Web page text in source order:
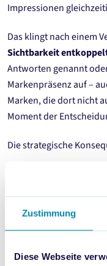
Zustimmung
Diese Webseite
Impressionen
Das klingt nach einem
Sichtbarkeit
Antworten genannt
Markenpräsenz auf –
Marken, die dort nicht
Moment der
Die strategische
optimiert,
Impressionen und
Marke in KI-